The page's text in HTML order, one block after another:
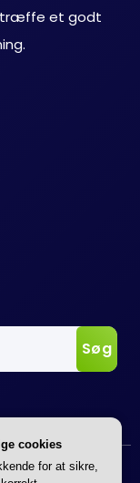
træffe et godt
cookies
for at sikre,